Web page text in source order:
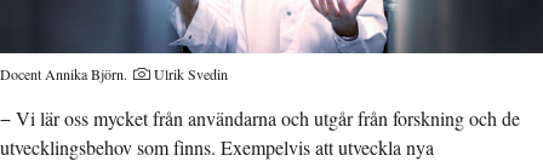
Docent Annika Björn. Fotograf:
Ulrik Svedin
− Vi lär oss mycket från användarna och utgår från forskning och de
utvecklingsbehov som finns. Exempelvis att utveckla nya